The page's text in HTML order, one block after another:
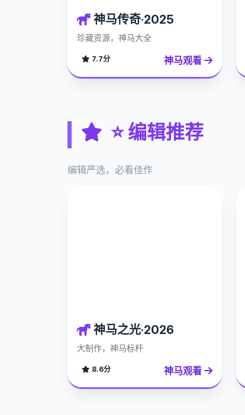
神马传奇·2025
珍藏资源，神马大全
7.7分 神马观看
⭐ 编辑推荐
编辑严选，必看佳作
神马之光·2026
大制作，神马标杆
8.6分 神马观看